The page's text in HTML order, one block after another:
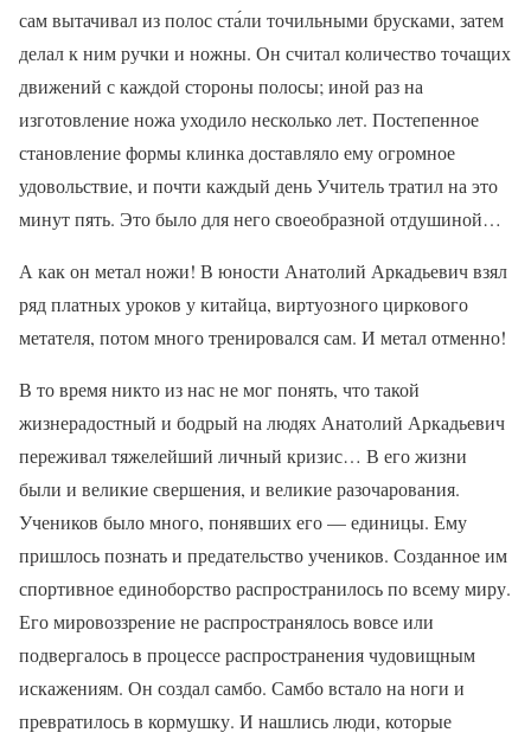
сам вытачивал из полос ста́ли точильными брусками, затем
делал к ним ручки и ножны. Он считал количество точащих
движений с каждой стороны полосы; иной раз на
изготовление ножа уходило несколько лет. Постепенное
становление формы клинка доставляло ему огромное
удовольствие, и почти каждый день Учитель тратил на это
минут пять. Это было для него своеобразной отдушиной…
А как он метал ножи! В юности Анатолий Аркадьевич взял
ряд платных уроков у китайца, виртуозного циркового
метателя, потом много тренировался сам. И метал отменно!
В то время никто из нас не мог понять, что такой
жизнерадостный и бодрый на людях Анатолий Аркадьевич
переживал тяжелейший личный кризис… В его жизни
были и великие свершения, и великие разочарования.
Учеников было много, понявших его — единицы. Ему
пришлось познать и предательство учеников. Созданное им
спортивное единоборство распространилось по всему миру.
Его мировоззрение не распространялось вовсе или
подвергалось в процессе распространения чудовищным
искажениям. Он создал самбо. Самбо встало на ноги и
превратилось в кормушку. И нашлись люди, которые